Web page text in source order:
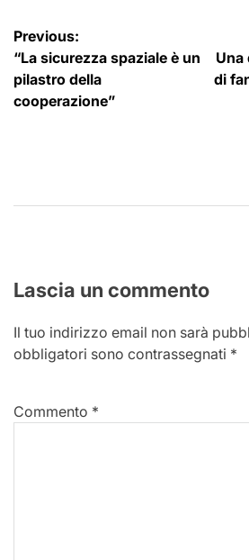
Navigazione
articoli
Previous:
“La sicurezza spaziale è un
pilastro della
cooperazione”
Una
di
Lascia un commento
Il tuo indirizzo email non sarà
obbligatori sono contrassegnati *
Commento *